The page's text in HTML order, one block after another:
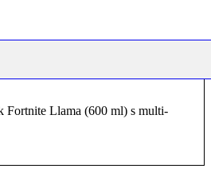
Fortnite Llama (600 ml) s multi-